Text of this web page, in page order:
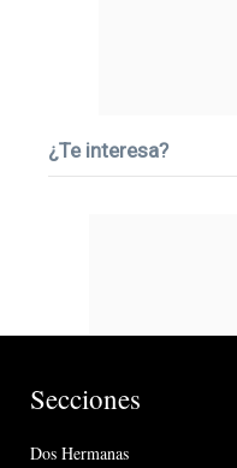
¿Te interesa?
Secciones
Dos Hermanas